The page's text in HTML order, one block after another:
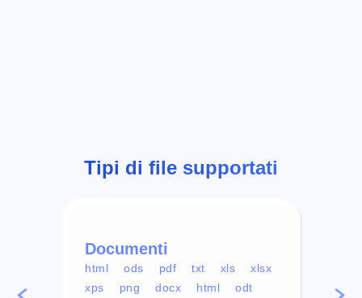
Tipi di file supportati
Documenti
html ods pdf txt xls
xlsx
xps
png docx html
odt
mp4